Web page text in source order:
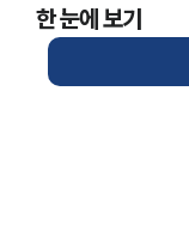
한 눈에 보기